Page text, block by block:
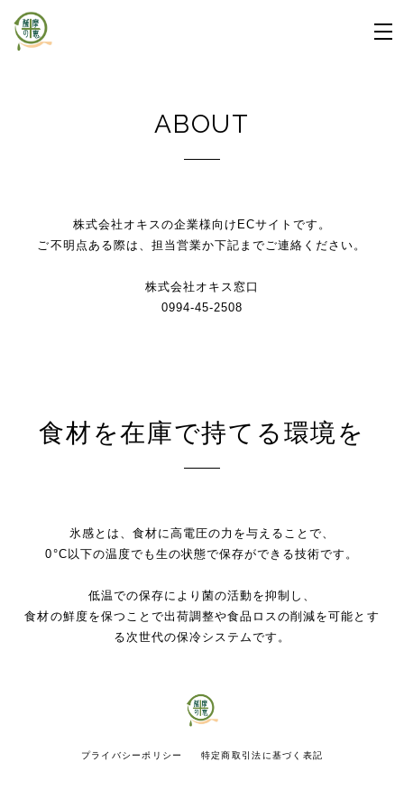
ABOUT
株式会社オキスの企業様向けECサイトです。
ご不明点ある際は、担当営業か下記までご連絡ください。
株式会社オキス窓口
0994-45-2508
食材を在庫で持てる環境を
氷感とは、食材に高電圧の力を与えることで、
0°C以下の温度でも生の状態で保存ができる技術です。
低温での保存により菌の活動を抑制し、
食材の鮮度を保つことで出荷調整や食品ロスの削減を可能とす
る次世代の保冷システムです。
プライバシーポリシー 特定商取引法に基づく表記